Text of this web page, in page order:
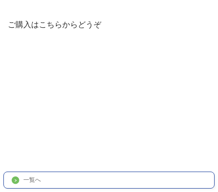
ご購入はこちらからどうぞ
一覧へ